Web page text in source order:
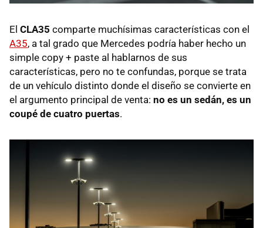
El CLA35 comparte muchísimas características con el
A35, a tal grado que Mercedes podría haber hecho un
simple copy + paste al hablarnos de sus
características, pero no te confundas, porque se trata
de un vehículo distinto donde el diseño se convierte en
el argumento principal de venta: no es un sedán, es un
coupé de cuatro puertas.